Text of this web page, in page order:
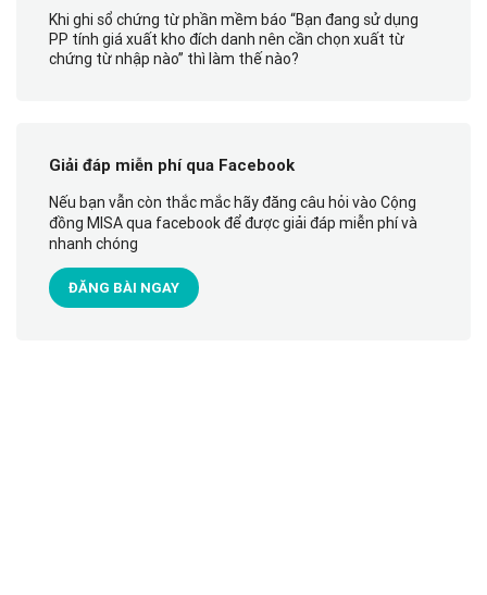
Khi ghi sổ chứng từ phần mềm báo “Bạn đang sử dụng
PP tính giá xuất kho đích danh nên cần chọn xuất từ
chứng từ nhập nào” thì làm thế nào?
Giải đáp miễn phí qua Facebook
Nếu bạn vẫn còn thắc mắc hãy đăng câu hỏi vào Cộng
đồng MISA qua facebook để được giải đáp miễn phí và
nhanh chóng
ĐĂNG BÀI NGAY